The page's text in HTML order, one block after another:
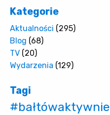
Kategorie
Aktualności (295)
Blog (68)
TV (20)
Wydarzenia (129)
Tagi
#bałtówaktywnie